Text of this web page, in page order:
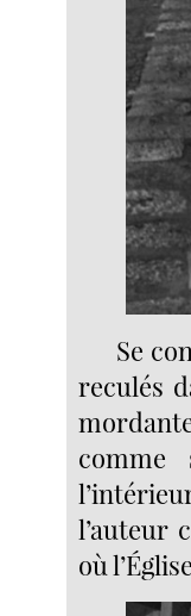
Se
reculés
comme
l’auteur
où